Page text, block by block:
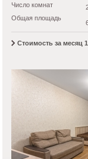
Число комнат
Общая площадь
Стоимость за месяц